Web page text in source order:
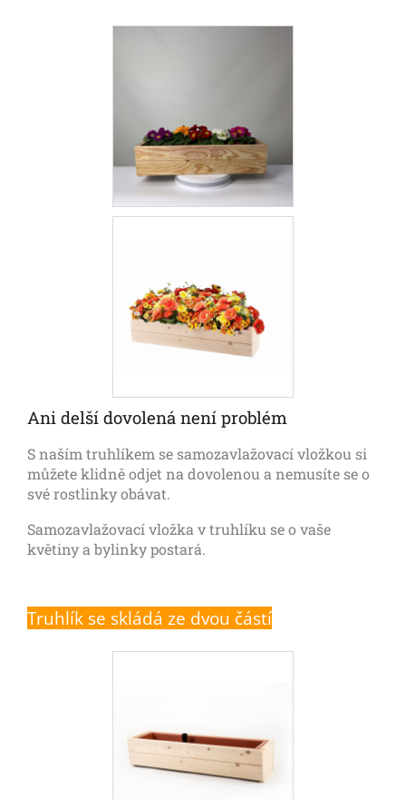
Ani delší dovolená není problém
S naším truhlíkem se samozavlažovací vložkou si
můžete klidně odjet na dovolenou a nemusíte se o
své rostlinky obávat.
Samozavlažovací vložka v truhlíku se o vaše
květiny a bylinky postará.
Truhlík se skládá ze dvou částí